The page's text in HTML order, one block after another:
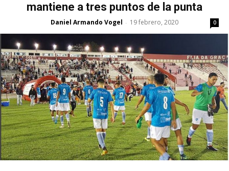
mantiene a tres puntos de la punta
Daniel Armando Vogel - 19 febrero, 2020 0